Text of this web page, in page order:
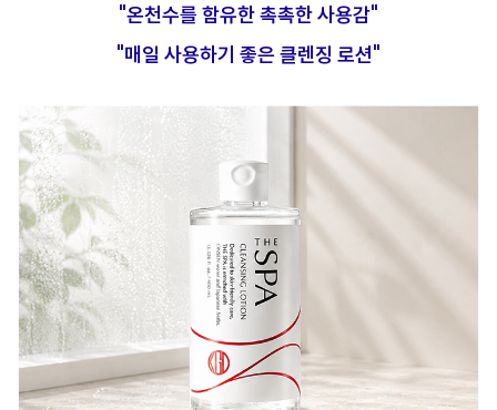
"온천수를 함유한 촉촉한 사용감"
"매일 사용하기 좋은 클렌징 로션"